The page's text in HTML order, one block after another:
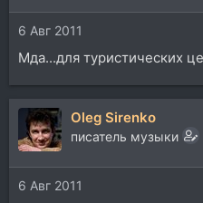
6 Авг 2011
Мда...для туристических
Oleg Sirenko
писатель музыки
6 Авг 2011